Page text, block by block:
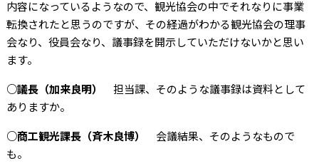
内容になっているようなので、観光協会の中でそれなりに事業
転換されたと思うのですが、その経過がわかる観光協会の理事
会なり、役員会なり、議事録を開示していただけないかと思い
ます。
○議長（加来良明）
担当課、そのような議事録は資料として
ありますか。
○商工観光課長（斉木良博）
会議結果、そのようなもので
も。